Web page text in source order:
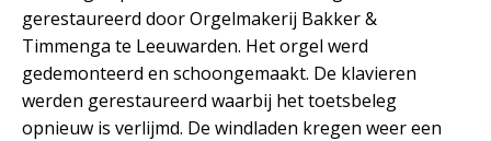
gerestaureerd door Orgelmakerij Bakker &
Timmenga te Leeuwarden. Het orgel werd
gedemonteerd en schoongemaakt. De klavieren
werden gerestaureerd waarbij het toetsbeleg
opnieuw is verlijmd. De windladen kregen weer een